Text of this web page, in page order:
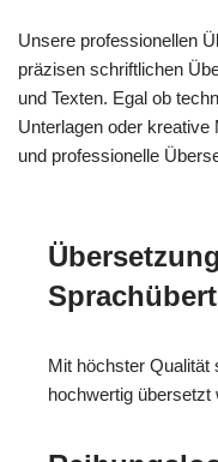
Unsere professionellen
präzisen schriftlichen
und Texten. Egal ob
Unterlagen oder kreative
und professionelle
Mit höchster Qualität
hochwertig übersetzt